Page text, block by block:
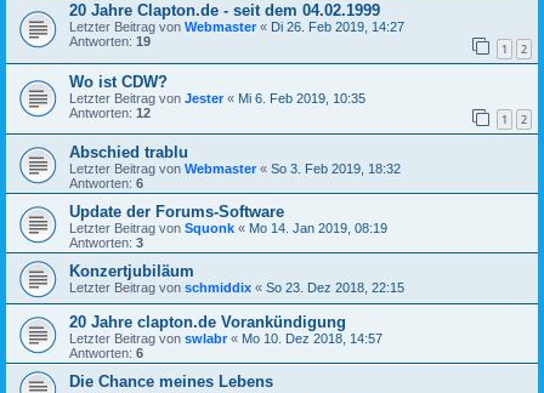
20 Jahre Clapton.de - seit dem 04.02.1999
Letzter Beitrag von Webmaster « Di 26. Feb 2019, 14:27
Antworten: 19 1 2
Wo ist CDW?
Letzter Beitrag von Jester« Mi 6. Feb 2019, 10:35
Antworten: 12 1 2
Abschied trablu
Letzter Beitrag von Webmaster « So 3. Feb 2019, 18:32
Antworten: 6
Update der Forums-Software
Letzter Beitrag von Squonk « Mo 14. Jan 2019, 08:19
Antworten: 3
Konzertjubiläum
Letzter Beitrag von schmiddix « So 23. Dez 2018, 22:15
20 Jahre clapton.de Vorankündigung
Letzter Beitrag von swlabr« Mo 10. Dez 2018, 14:57
Antworten: 6
Die Chance meines Lebens